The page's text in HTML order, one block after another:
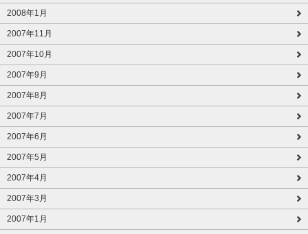
2008年1月
2007年11月
2007年10月
2007年9月
2007年8月
2007年7月
2007年6月
2007年5月
2007年4月
2007年3月
2007年1月